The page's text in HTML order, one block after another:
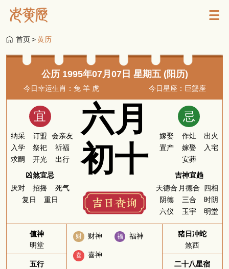
首页>黄历
公历 1995年07月07日 星期五 (阳历)
今日幸运生肖：兔 羊 虎 今日星座：巨蟹座
宜
纳采 订盟
会亲友
入学
祭祀
祈福
求嗣
开光
出行
凶煞宜忌
厌对
招摇
死气
复日
重日
六月
初十
忌
嫁娶 作灶
出火
置产
嫁娶
入宅
安葬
吉神宜趋
天德合 月德合
四相
阴德
三合
时阴
六仪
玉宇 明堂
值神
明堂
五行
财 财神 福 福神
喜 喜神
猪日冲蛇
煞西
二十八星宿